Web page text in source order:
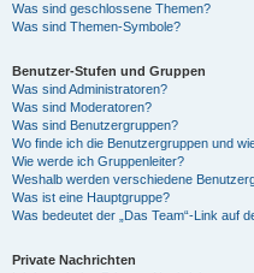
Was sind geschlossene Themen?
Was sind Themen-Symbole?
Benutzer-Stufen und Gruppen
Was sind Administratoren?
Was sind Moderatoren?
Was sind Benutzergruppen?
Wo finde ich die Benutzergruppen und
Wie werde ich Gruppenleiter?
Weshalb werden verschiedene
Was ist eine Hauptgruppe?
Was bedeutet der „Das Team“-Link auf
Private Nachrichten